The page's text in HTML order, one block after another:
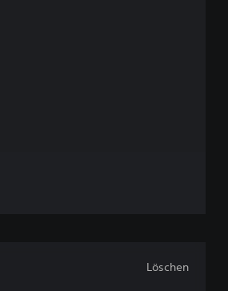
Löschen